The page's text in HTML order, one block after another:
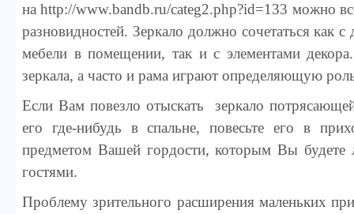
на http://www.bandb.ru/categ2.php?id=133 можно
разновидностей. Зеркало должно сочетаться как
мебели в помещении, так и с элементами
зеркала, а часто и рама играют определяющую
Если Вам повезло отыскать зеркало
его где-нибудь в спальне, повесьте его в
предметом Вашей гордости, которым Вы будете
гостями.
Проблему зрительного расширения маленьких